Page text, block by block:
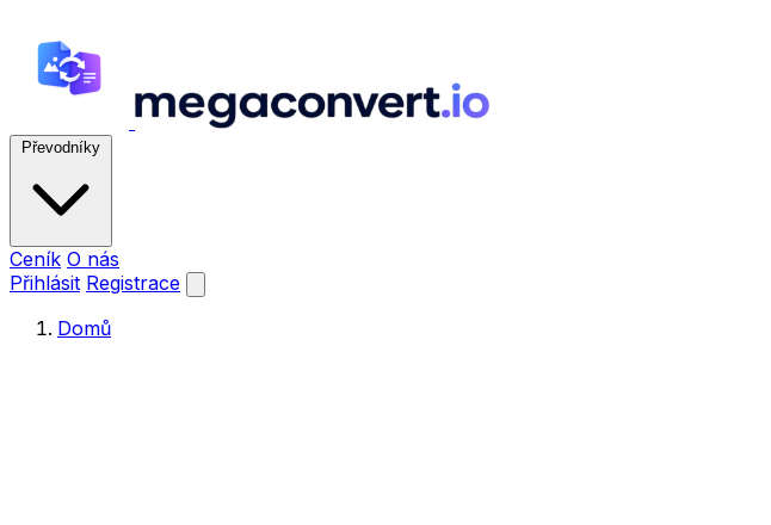
Převodníky
Ceník O nás
Přihlásit Registrace
Domů